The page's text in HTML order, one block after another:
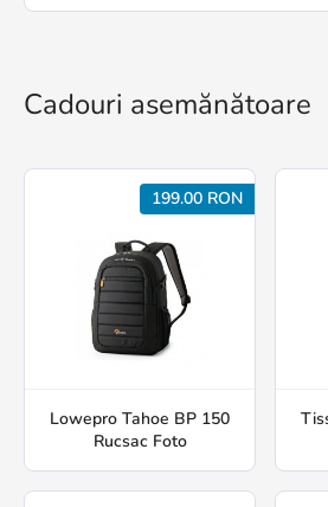
Cadouri asemănătoare
199.00 RON
Lowepro Tahoe BP 150
Rucsac Foto